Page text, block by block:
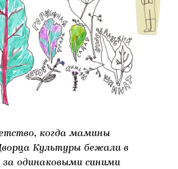
когда мамины
Культуры бежали в
одинаковыми синими